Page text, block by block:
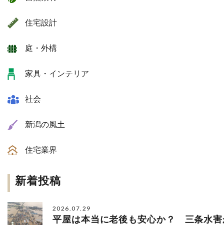
住宅設計
庭・外構
家具・インテリア
社会
新潟の風土
住宅業界
新着投稿
2026.07.29
平屋は本当に老後も安心か？ 三条水害